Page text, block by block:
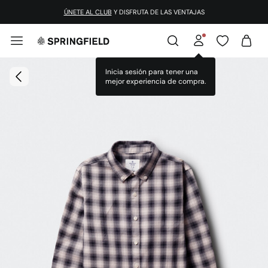
ÚNETE AL CLUB Y DISFRUTA DE LAS VENTAJAS
Inicia sesión para tener una
mejor experiencia de compra.